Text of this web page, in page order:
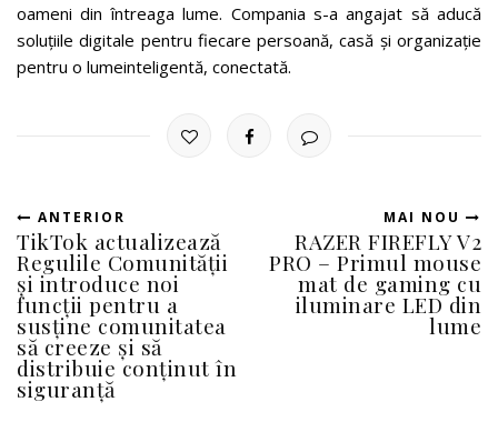
oameni din întreaga lume. Compania s-a angajat să aducă
soluțiile digitale pentru fiecare persoană, casă și organizație
pentru o lumeinteligentă, conectată.
ANTERIOR
TikTok actualizează
Regulile Comunității
și introduce noi
funcții pentru a
susține comunitatea
să creeze și să
distribuie conținut în
siguranță
MAI NOU
RAZER FIREFLY V2
PRO – Primul mouse
mat de gaming cu
iluminare LED din
lume